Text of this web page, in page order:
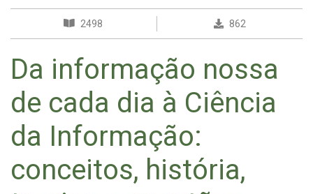
2498 862
Da informação nossa
de cada dia à Ciência
da Informação:
conceitos, história,